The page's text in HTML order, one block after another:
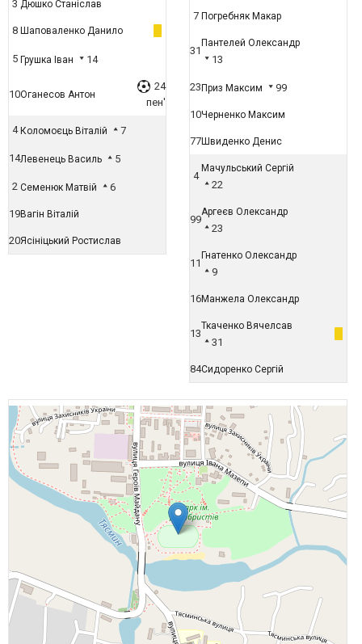
3 Дюшко Станіслав
8 Шаповаленко Данило
5 Грушка Іван 14
10Оганесов Антон
24
пен'
4 Коломоєць Віталій 7
14Левенець Василь 5
2 Семенюк Матвій 6
19Вагін Віталій
20Ясініцький Ростислав
7 Погребняк Макар
31
Пантелей Олександр
13
23 Приз Максим 99
10Черненко Максим
77Швиденко Денис
4
Мачульський Сергій
22
99
Аргеєв Олександр
23
11
Гнатенко Олександр
9
16Манжела Олександр
13
Ткаченко Вячелсав
31
84Сидоренко Сергій